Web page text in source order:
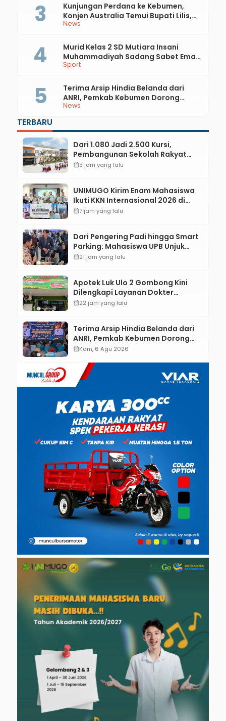
News
Kunjungan Perdana ke Kebumen,
Konjen Australia Temui Bupati Lilis,
Ini yang Dibahas
Sport
Murid Kelas 2 SD Mutiara Insani
Muhammadiyah Sadang Sabet Emas
dan Perak di Kejurda Tapak Suci
News
Terima Arsip Hindia Belanda dari
ANRI, Pemkab Kebumen Dorong
Integrasi Sejarah, Geopark, dan
TERBARU
Dari 1.080 Jadi 2.500 Kursi,
Pembangunan Sekolah Rakyat
Kebumen Ditargetkan Mulai
calendar_month3 jam yang lalu
UNIMUGO Kirim Enam Mahasiswa
Ikuti KKN Internasional 2026 di
ASEAN dan Hong Kong
calendar_month7 jam yang lalu
Dari Pengering Padi hingga Smart
Parking: Mahasiswa UPB Unjuk
Gigi Lewat Pameran CODEX 2
calendar_month21 jam yang lalu
Apotek Luk Ulo 2 Gombong Kini
Dilengkapi Layanan Dokter
Spesialis Anak
calendar_month22 jam yang lalu
Terima Arsip Hindia Belanda dari
ANRI, Pemkab Kebumen Dorong
Integrasi Sejarah, Geopark, dan
calendar_monthKam, 6 Agu 2026